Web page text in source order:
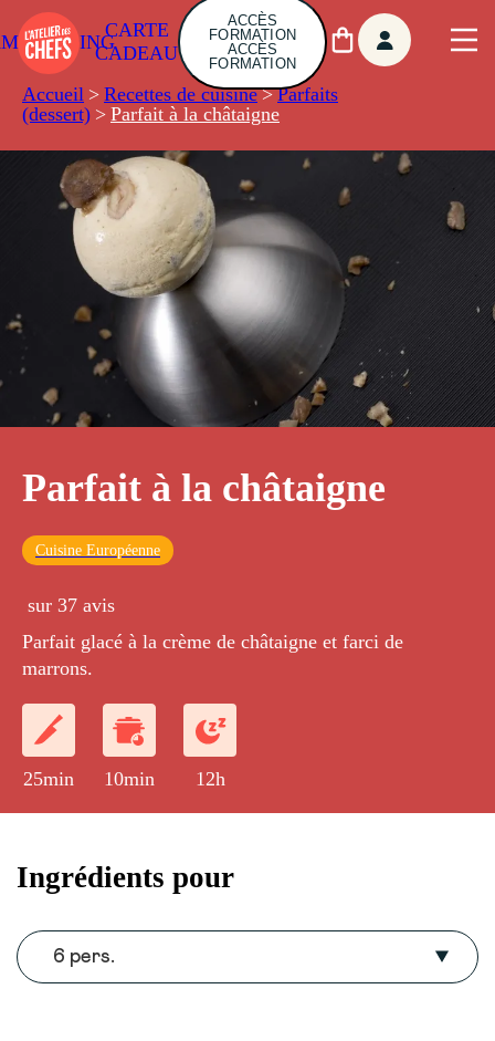
CARTE
CADEAU
ACCÈS
FORMATION
ACCÈS
FORMATION
Accueil > Recettes de cuisine > Parfaits
(dessert) > Parfait à la châtaigne
Parfait à la châtaigne
Cuisine Européenne
sur 37 avis
Parfait glacé à la crème de châtaigne et farci de
marrons.
25min 10min 12h
Ingrédients pour
6 pers.